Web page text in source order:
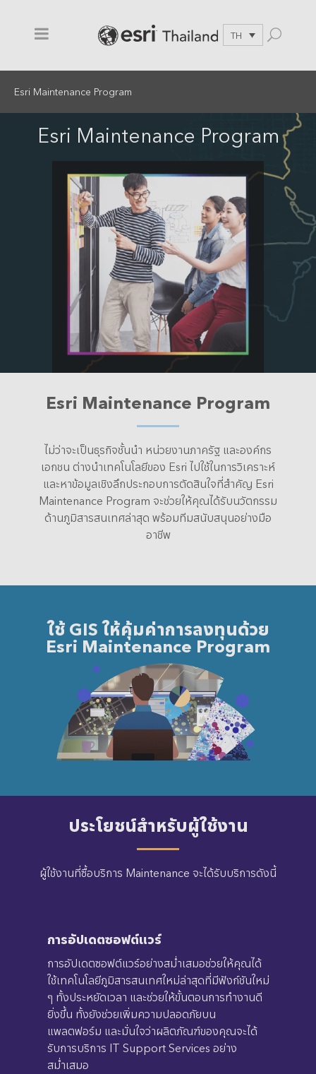
TH
Esri Maintenance Program
Esri Maintenance Program
Esri Maintenance Program
ไม่ว่าจะเป็นธุรกิจชั้นนำ หน่วยงานภาครัฐ และองค์กร
เอกชน ต่างนำเทคโนโลยีของ Esri ไปใช้ในการวิเคราะห์
และหาข้อมูลเชิงลึกประกอบการตัดสินใจที่สำคัญ Esri
Maintenance Program จะช่วยให้คุณได้รับนวัตกรรม
ด้านภูมิสารสนเทศล่าสุด พร้อมทีมสนับสนุนอย่างมือ
อาชีพ
ใช้ GIS ให้คุ้มค่าการลงทุนด้วย
Esri Maintenance Program
ประโยชน์สำหรับผู้ใช้งาน
ผู้ใช้งานที่ซื้อบริการ Maintenance จะได้รับบริการดังนี้
การอัปเดตซอฟต์แวร์
การอัปเดตซอฟต์แวร์อย่างสม่ำเสมอช่วยให้คุณได้
ใช้เทคโนโลยีภูมิสารสนเทศใหม่ล่าสุดที่มีฟังก์ชันใหม่
ๆ ทั้งประหยัดเวลา และช่วยให้ขั้นตอนการทำงานดี
ยิ่งขึ้น ทั้งยังช่วยเพิ่มความปลอดภัยบน
แพลตฟอร์ม และมั่นใจว่าผลิตภัณฑ์ของคุณจะได้
รับการบริการ IT Support Services อย่าง
สม่ำเสมอ